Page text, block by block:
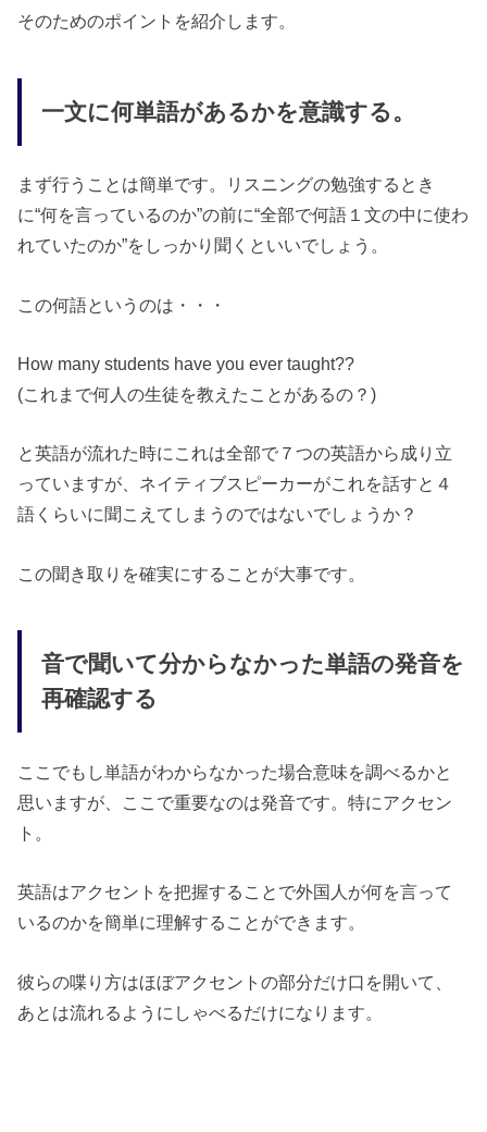
そのためのポイントを紹介します。
一文に何単語があるかを意識する。
まず行うことは簡単です。リスニングの勉強するとき
に“何を言っているのか”の前に“全部で何語１文の中に使わ
れていたのか”をしっかり聞くといいでしょう。
この何語というのは・・・
How many students have you ever taught??
(これまで何人の生徒を教えたことがあるの？)
と英語が流れた時にこれは全部で７つの英語から成り立
っていますが、ネイティブスピーカーがこれを話すと４
語くらいに聞こえてしまうのではないでしょうか？
この聞き取りを確実にすることが大事です。
音で聞いて分からなかった単語の発音を
再確認する
ここでもし単語がわからなかった場合意味を調べるかと
思いますが、ここで重要なのは発音です。特にアクセン
ト。
英語はアクセントを把握することで外国人が何を言って
いるのかを簡単に理解することができます。
彼らの喋り方はほぼアクセントの部分だけ口を開いて、
あとは流れるようにしゃべるだけになります。